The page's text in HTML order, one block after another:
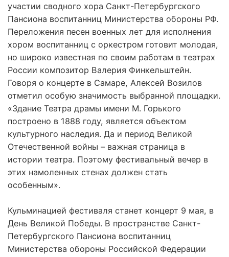
участии сводного хора Санкт-Петербургского
Пансиона воспитанниц Министерства обороны РФ.
Переложения песен военных лет для исполнения
хором воспитанниц с оркестром готовит молодая,
но широко известная по своим работам в театрах
России композитор Валерия Финкельштейн.
Говоря о концерте в Самаре, Алексей Возилов
отметил особую значимость выбранной площадки.
«Здание Театра драмы имени М. Горького
построено в 1888 году, является объектом
культурного наследия. Да и период Великой
Отечественной войны – важная страница в
истории театра. Поэтому фестивальный вечер в
этих намоленных стенах должен стать
особенным».
Кульминацией фестиваля станет концерт 9 мая, в
День Великой Победы. В пространстве Санкт-
Петербургского Пансиона воспитанниц
Министерства обороны Российской Федерации